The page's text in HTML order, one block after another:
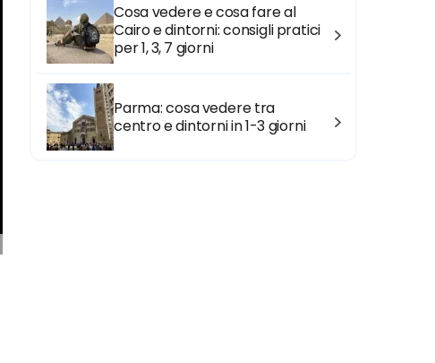
Cosa vedere e cosa fare al
Cairo e dintorni: consigli pratici
per 1, 3, 7 giorni
Parma: cosa vedere tra
centro e dintorni in 1-3 giorni